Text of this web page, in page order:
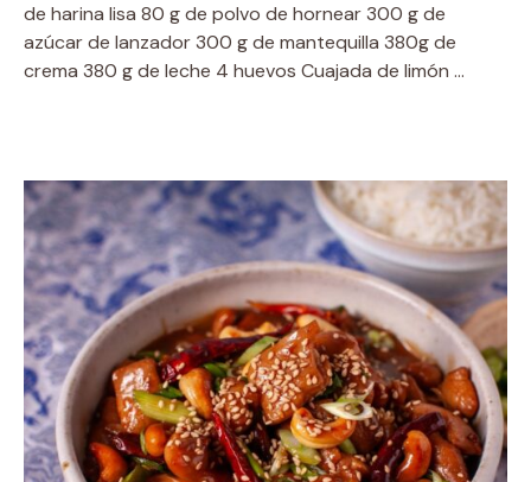
de harina lisa 80 g de polvo de hornear 300 g de
azúcar de lanzador 300 g de mantequilla 380g de
crema 380 g de leche 4 huevos Cuajada de limón …